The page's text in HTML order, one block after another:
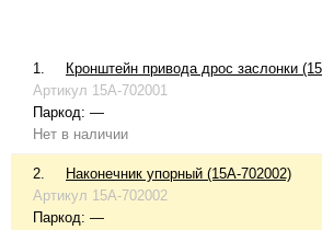
1.
Кронштейн привода дрос заслонки
Артикул 15A-702001
Паркод: —
Нет в наличии
2.
Наконечник упорный (15A-702002)
Артикул 15A-702002
Паркод: —